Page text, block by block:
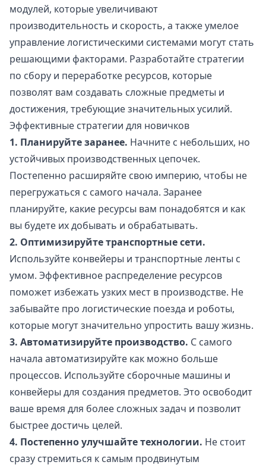
модулей, которые увеличивают
производительность и скорость, а также умелое
управление логистическими системами могут стать
решающими факторами. Разработайте стратегии
по сбору и переработке ресурсов, которые
позволят вам создавать сложные предметы и
достижения, требующие значительных усилий.
Эффективные стратегии для новичков
1. Планируйте заранее. Начните с небольших, но
устойчивых производственных цепочек.
Постепенно расширяйте свою империю, чтобы не
перегружаться с самого начала. Заранее
планируйте, какие ресурсы вам понадобятся и как
вы будете их добывать и обрабатывать.
2. Оптимизируйте транспортные сети.
Используйте конвейеры и транспортные ленты с
умом. Эффективное распределение ресурсов
поможет избежать узких мест в производстве. Не
забывайте про логистические поезда и роботы,
которые могут значительно упростить вашу жизнь.
3. Автоматизируйте производство. С самого
начала автоматизируйте как можно больше
процессов. Используйте сборочные машины и
конвейеры для создания предметов. Это освободит
ваше время для более сложных задач и позволит
быстрее достичь целей.
4. Постепенно улучшайте технологии. Не стоит
сразу стремиться к самым продвинутым